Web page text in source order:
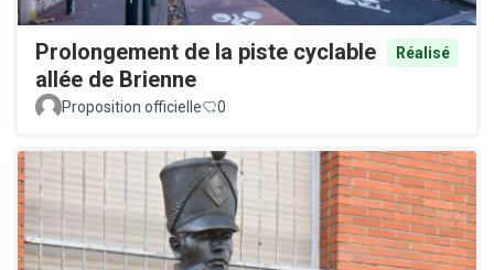
Prolongement de la piste cyclable
allée de Brienne
Réalisé
Proposition officielle 0